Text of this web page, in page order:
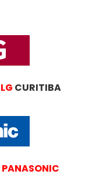
LG CURITIBA
PANASONIC